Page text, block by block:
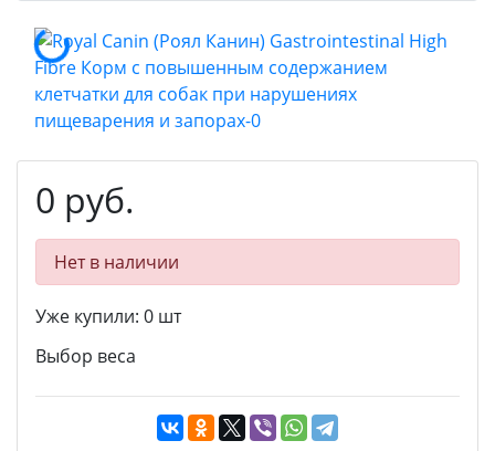
0 руб.
Нет в наличии
Уже купили: 0 шт
Выбор веса